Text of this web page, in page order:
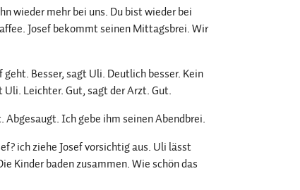
wieder mehr bei uns. Du bist wieder bei
Josef bekommt seinen Mittagsbrei. Wir
Besser, sagt Uli. Deutlich besser. Kein
Leichter. Gut, sagt der Arzt. Gut.
Ich gebe ihm seinen Abendbrei.
ich ziehe Josef vorsichtig aus. Uli lässt
Kinder baden zusammen. Wie schön das